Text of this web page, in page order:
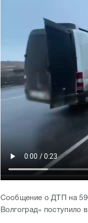
Сообщение о ДТП на
Волгоград» поступило